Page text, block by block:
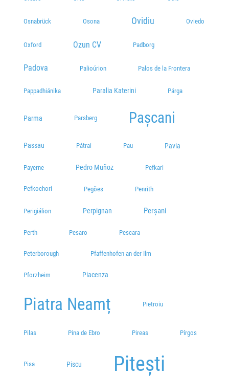
Osnabrück Osona Ovidiu Oviedo
Oxford Ozun CV Padborg
Padova Palioúrion Palos de la Frontera
Pappadhiánika Paralia Katerini Párga
Parma Parsberg Pașcani
Passau Pátrai Pau Pavia
Payerne Pedro Muñoz Pefkari
Pefkochori Pegões Penrith
Perigiálion Perpignan Perșani
Perth Pesaro Pescara
Peterborough Pfaffenhofen an der Ilm
Pforzheim Piacenza
Piatra Neamț Pietroiu
Pilas Pina de Ebro Pireas Pírgos
Pisa Piscu Pitești